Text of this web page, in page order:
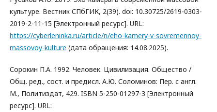
культуре. Вестник СПбГИК, 2(39). doi: 10.30725/2619-0303-
2019-2-11-15 [Электронный ресурс]. URL:
https://cyberleninka.ru/article/n/eho-kamery-v-sovremennoy-
massovoy-kulture (дата обращения: 14.08.2025).
Сорокин П.А. 1992. Человек. Цивилизация. Общество /
Общ. ред., сост. и предисл. А.Ю. Соломинов: Пер. с англ.
М., Политиздат, 429. ISBN 5-250-01297-3 [Электронный
ресурс]. URL: